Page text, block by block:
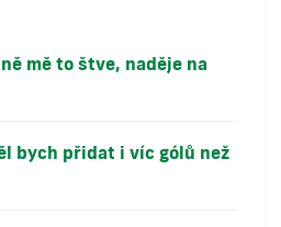
mě to štve, naděje na
bych přidat i víc gólů než